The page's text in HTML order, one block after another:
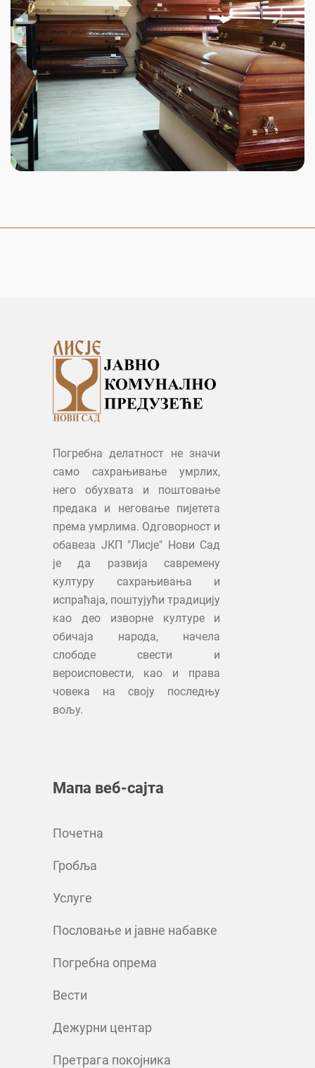
Погребна делатност не значи
само сахрањивање умрлих,
него обухвата и поштовање
предака и неговање пијетета
према умрлима. Одговорност и
обавеза ЈКП "Лисје" Нови Сад
је да развија савремену
културу сахрањивања и
испраћаја, поштујући традицију
као део изворне културе и
обичаја народа, начела
слободе свести и
вероисповести, као и права
човека на своју последњу
вољу.
Мапа веб-сајта
Почетна
Гробља
Услуге
Пословање и јавне набавке
Погребна опрема
Вести
Дежурни центар
Претрага покојника